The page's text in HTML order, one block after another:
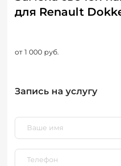
для Renault
от 1 000 руб.
Запись на услугу